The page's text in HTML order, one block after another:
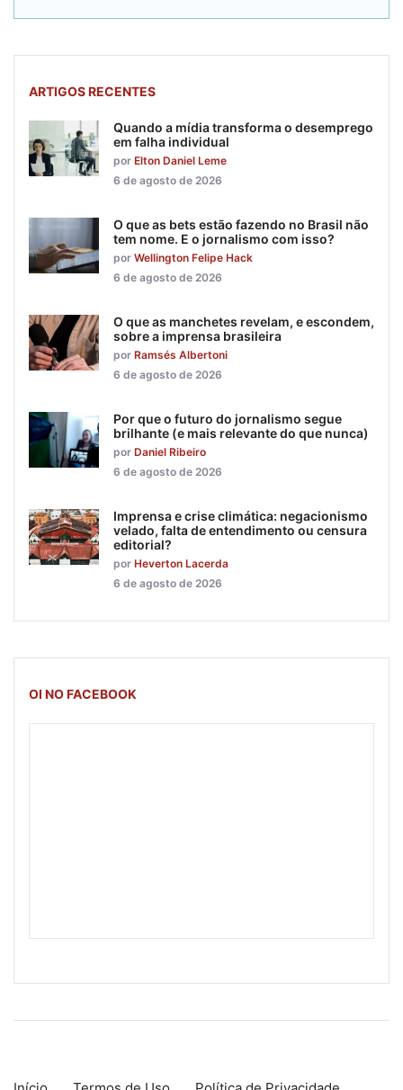
ARTIGOS RECENTES
Quando a mídia transforma o desemprego
em falha individual
por Elton Daniel Leme
6 de agosto de 2026
O que as bets estão fazendo no Brasil não
tem nome. E o jornalismo com isso?
por Wellington Felipe Hack
6 de agosto de 2026
O que as manchetes revelam, e escondem,
sobre a imprensa brasileira
por Ramsés Albertoni
6 de agosto de 2026
Por que o futuro do jornalismo segue
brilhante (e mais relevante do que nunca)
por Daniel Ribeiro
6 de agosto de 2026
Imprensa e crise climática: negacionismo
velado, falta de entendimento ou censura
editorial?
por Heverton Lacerda
6 de agosto de 2026
OI NO FACEBOOK